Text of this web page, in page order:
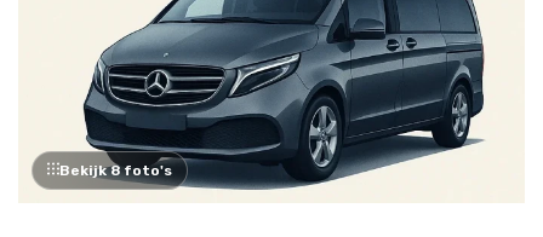
Bekijk 8 foto's